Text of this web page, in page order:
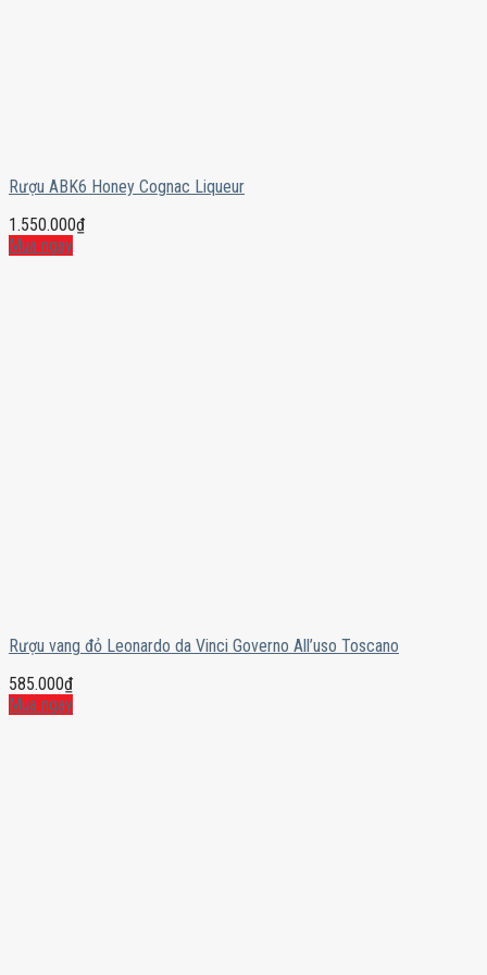
Rượu ABK6 Honey Cognac Liqueur
1.550.000₫
Mua ngay
Rượu vang đỏ Leonardo da Vinci Governo All’uso Toscano
585.000₫
Mua ngay